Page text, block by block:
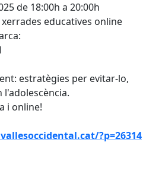
de 18:00h a 20:00h
educatives online
estratègies per evitar-lo,
i online!
?p=26314